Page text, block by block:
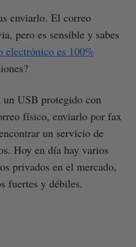
enviarlo. El correo
pero es sensible y sabes
electrónico es 100%
un USB protegido con
físico, enviarlo por fax
un servicio de
Hoy en día hay varios
privados en el mercado,
fuertes y débiles.